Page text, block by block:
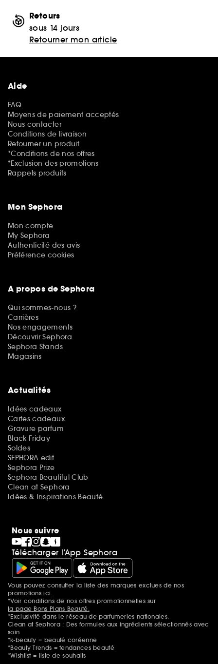
Retours
sous 14 jours
Retourner mon article
Aide
FAQ
Moyens de paiement acceptés
Nous contacter
Conditions de livraison
Retourner un produit
*Conditions de nos offres
*Exclusion des promotions
Rappels produits
Mon Sephora
Mon compte
My Sephora
Authenticité des avis
Préférence cookies
A propos de Sephora
Qui sommes-nous ?
Carrières
Nos engagements
Découvrir Sephora
Sephora Stands
Magasins
Actualités
Idées cadeaux
Cartes cadeaux
Gravure parfum
Black Friday
Soldes
SEPHORA edit
Sephora Prize
Sephora Beautiful Club
Clean at Sephora
Idées & Inspirations Beauté
Nous suivre
Télécharger l’App Sephora
Mentions additionnelles
Vous pouvez consulter la liste des marques exclues de nos
promotionsici.
*Voir conditions de nos offres promotionnelles sur
la page Bons Plans Beauté.
*Exclusivité dans le réseau de parfumeries nationales.
Clean at Sephora : Des formules aux ingrédients sélectionnés avec
soin
*k-beauty = beauté coréenne
*Beauty Trends = tendances beauté
*Wishlist = liste de souhaits